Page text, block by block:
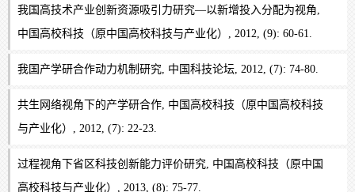
我国高技术产业创新资源吸引力研究—以新增投入分配为视角,
中国高校科技（原中国高校科技与产业化）, 2012, (9): 60-61.
我国产学研合作动力机制研究, 中国科技论坛, 2012, (7): 74-80.
共生网络视角下的产学研合作, 中国高校科技（原中国高校科技
与产业化）, 2012, (7): 22-23.
过程视角下省区科技创新能力评价研究, 中国高校科技（原中国
高校科技与产业化）, 2013, (8): 75-77.